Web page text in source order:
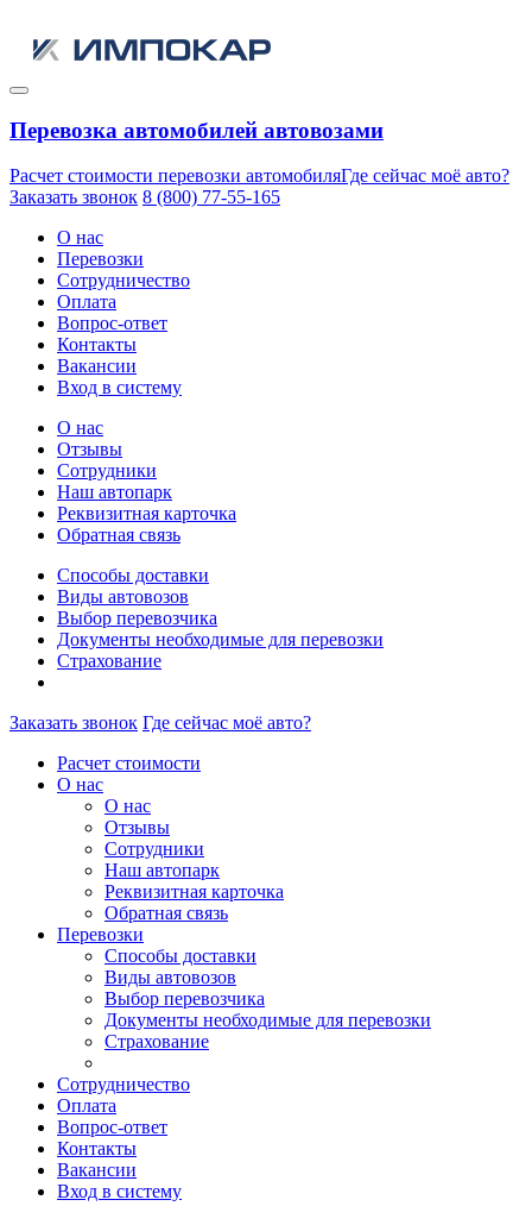
Перевозка автомобилей автовозами
Расчет стоимости перевозки автомобиляГде сейчас моё авто?
Заказать звонок 8 (800) 77-55-165
О нас
Перевозки
Сотрудничество
Оплата
Вопрос-ответ
Контакты
Вакансии
Вход в систему
О нас
Отзывы
Сотрудники
Наш автопарк
Реквизитная карточка
Обратная связь
Способы доставки
Виды автовозов
Выбор перевозчика
Документы необходимые для перевозки
Страхование
Заказать звонок Где сейчас моё авто?
Расчет стоимости
О нас
О нас
Отзывы
Сотрудники
Наш автопарк
Реквизитная карточка
Обратная связь
Перевозки
Способы доставки
Виды автовозов
Выбор перевозчика
Документы необходимые для перевозки
Страхование
Сотрудничество
Оплата
Вопрос-ответ
Контакты
Вакансии
Вход в систему